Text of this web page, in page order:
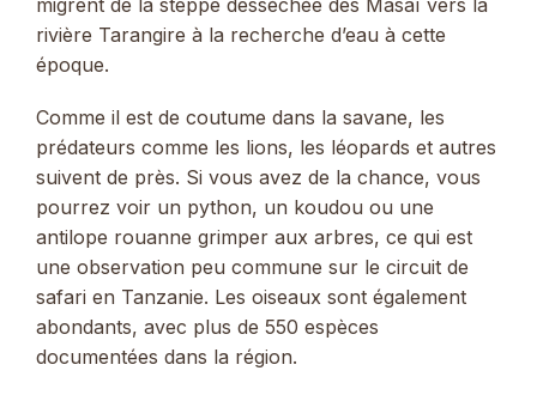
rivière Tarangire à la recherche d’eau à cette
époque.
Comme il est de coutume dans la savane, les
prédateurs comme les lions, les léopards et autres
suivent de près. Si vous avez de la chance, vous
pourrez voir un python, un koudou ou une
antilope rouanne grimper aux arbres, ce qui est
une observation peu commune sur le circuit de
safari en Tanzanie. Les oiseaux sont également
abondants, avec plus de 550 espèces
documentées dans la région.